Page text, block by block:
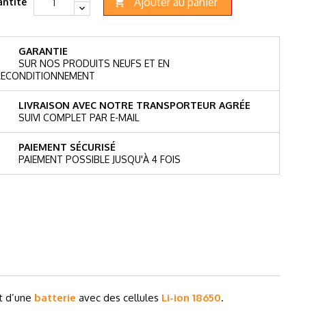
GARANTIE
SUR NOS PRODUITS NEUFS ET EN
LIVRAISON AVEC NOTRE TRANSPORTEUR AGRÉE
SUIVI COMPLET PAR E-MAIL
PAIEMENT SÉCURISÉ
PAIEMENT POSSIBLE JUSQU'À 4 FOIS
d’une batterie avec des cellules Li-ion 18650.